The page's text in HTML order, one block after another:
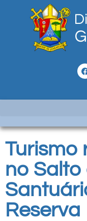
Turismo
no Salto
Reserva